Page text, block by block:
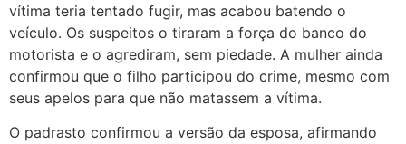
vítima teria tentado fugir, mas acabou batendo o
veículo. Os suspeitos o tiraram a força do banco do
motorista e o agrediram, sem piedade. A mulher ainda
confirmou que o filho participou do crime, mesmo com
seus apelos para que não matassem a vítima.
O padrasto confirmou a versão da esposa, afirmando